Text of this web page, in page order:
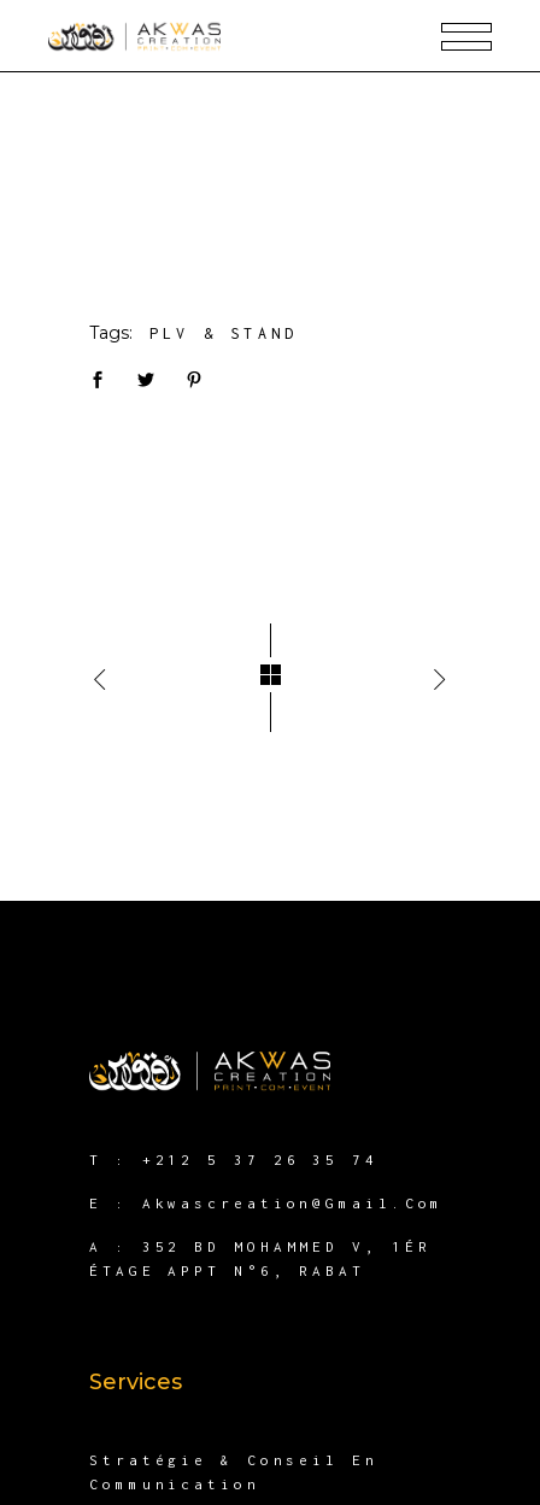
Tags: PLV & STAND
T : +212 5 37 26 35 74
E : Akwascreation@gmail.com
A :
352 BD MOHAMMED V, 1ÉR
ÉTAGE APPT N°6, RABAT
Services
Stratégie & Conseil En
Communication